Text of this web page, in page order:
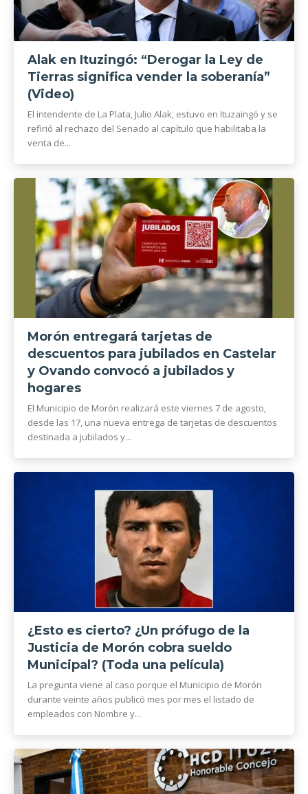
Alak en Ituzingó: “Derogar la Ley de
Tierras significa vender la soberanía”
(Video)
El intendente de La Plata, Julio Alak, estuvo en Ituzaingó y se
refirió al rechazo del Senado al capítulo que habilitaba la
venta de...
Morón entregará tarjetas de
descuentos para jubilados en Castelar
y Ovando convocó a jubilados y
hogares
El Municipio de Morón realizará este viernes 7 de agosto,
desde las 17, una nueva entrega de tarjetas de descuentos
destinada a jubilados y...
¿Esto es cierto? ¿Un prófugo de la
Justicia de Morón cobra sueldo
Municipal? (Toda una película)
La pregunta viene al caso porque el Municipio de Morón
durante veinte años publicó mes por mes el listado de
empleados con Nombre y...